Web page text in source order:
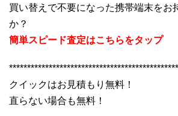
買い替えで不要になった携帯端末をお
か？
簡単スピード査定はこちらをタップ
クイックはお見積もり無料！
直らない場合も無料！